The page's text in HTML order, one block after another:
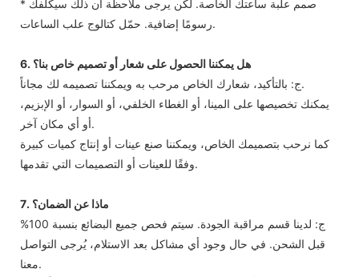
* صمم علبة ساعتك الخاصة. لكن يرجى ملاحظة أن ذلك سيكلفك
رسومًا إضافية. حمّل كتالوج علب الساعات.
6. هل يمكننا الحصول على شعار أو تصميم خاص بنا؟
ج: بالتأكيد، شعارك الخاص مرحب به ويمكننا تصميمه لك مجاناً.
يمكنك تخصيصها على المينا، أو الغطاء الخلفي، أو السوار، أو الإبزيم،
أو أي مكان آخر.
كما نرحب بتصميمك الخاص، ويمكننا صنع عينات أو إنتاج كميات كبيرة
وفقًا للعينات أو التصميمات التي تقدمها.
7. ماذا عن الضمان؟
ج: لدينا قسم مراقبة الجودة. سيتم فحص جميع البضائع بنسبة 100%
قبل الشحن. في حال وجود أي مشاكل بعد الاستلام، يُرجى التواصل
معنا.